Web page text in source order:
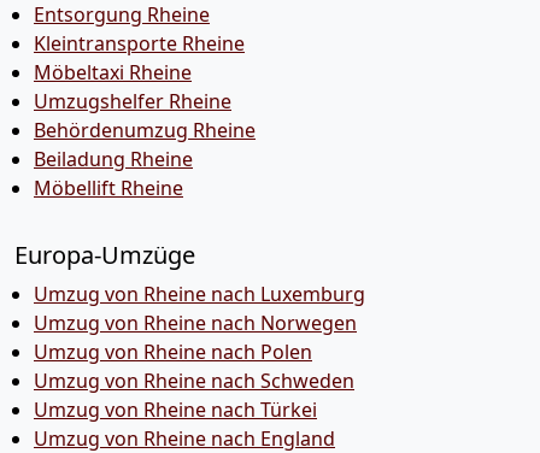
Entsorgung Rheine
Kleintransporte Rheine
Möbeltaxi Rheine
Umzugshelfer Rheine
Behördenumzug Rheine
Beiladung Rheine
Möbellift Rheine
Europa-Umzüge
Umzug von Rheine nach Luxemburg
Umzug von Rheine nach Norwegen
Umzug von Rheine nach Polen
Umzug von Rheine nach Schweden
Umzug von Rheine nach Türkei
Umzug von Rheine nach England